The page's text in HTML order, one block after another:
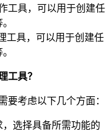
工具，可以用于创建任
工具，可以用于创建任
工具？
要考虑以下几个方面：
选择具备所需功能的